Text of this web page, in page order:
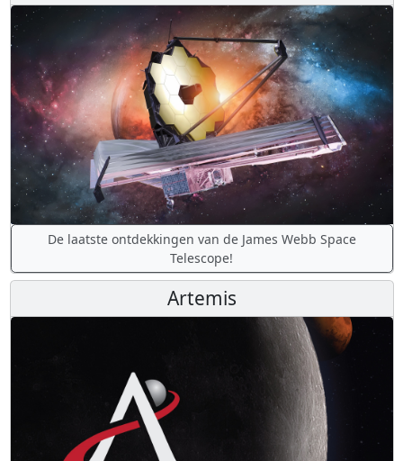
De laatste ontdekkingen van de James Webb Space
Telescope!
Artemis